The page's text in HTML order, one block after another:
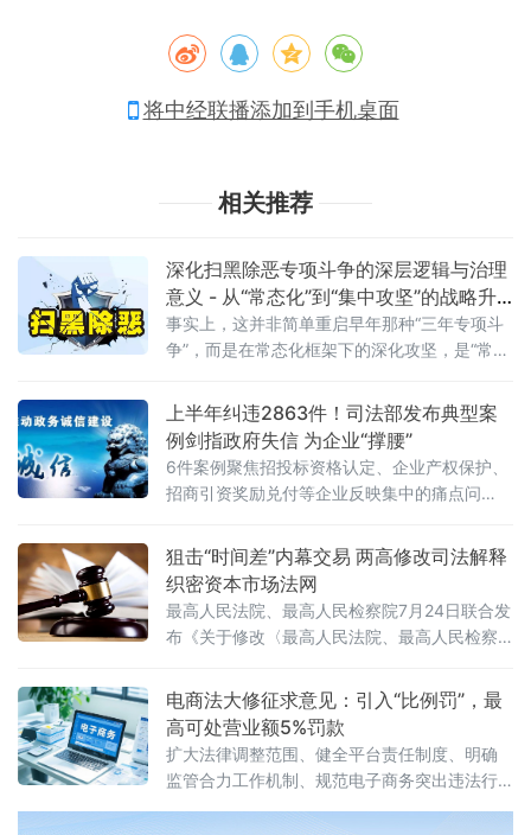
将中经联播添加到手机桌面
相关推荐
深化扫黑除恶专项斗争的深层逻辑与治理
意义 - 从“常态化”到“集中攻坚”的战略升
级
事实上，这并非简单重启早年那种“三年专项斗
争”，而是在常态化框架下的深化攻坚，是“常态
强调要严格依法办事、坚持实事求是，做到“是
黑恶一个不漏、不是黑恶一个不凑”
上半年纠违2863件！司法部发布典型案
例剑指政府失信 为企业“撑腰”
6件案例聚焦招投标资格认定、企业产权保护、
招商引资奖励兑付等企业反映集中的痛点问
不当行为“亮剑”，为纵深推进全国统一大市场建
设提供了坚实的法治保障。数据显示，2026年1
至6月，全国各级行政复议机构依法履行监督职
狙击“时间差”内幕交易 两高修改司法解释
织密资本市场法网
最高人民法院、最高人民检察院7月24日联合发
布《关于修改〈最高人民法院、最高人民检察
具体应用法律若干问题的解释〉的决定》（法
释〔2026〕13号）。修改决定已分别经最高人
民法院审判委员会第1961次会议、最高人民检
察院第十四届检察委员会第七十五次会议通
过，自2026年7月27日起施行。此次修改距
2012年《关于办理内幕交易、泄
电商法大修征求意见：引入“比例罚”，最
高可处营业额5%罚款
扩大法律调整范围、健全平台责任制度、明确
监管合力工作机制、规范电子商务突出违法行